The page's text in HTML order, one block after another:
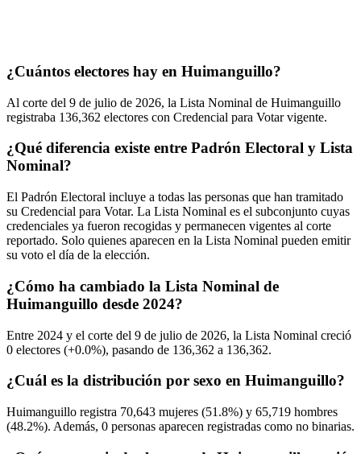
¿Cuántos electores hay en Huimanguillo?
Al corte del 9 de julio de 2026, la Lista Nominal de Huimanguillo
registraba 136,362 electores con Credencial para Votar vigente.
¿Qué diferencia existe entre Padrón Electoral y Lista
Nominal?
El Padrón Electoral incluye a todas las personas que han tramitado
su Credencial para Votar. La Lista Nominal es el subconjunto cuyas
credenciales ya fueron recogidas y permanecen vigentes al corte
reportado. Solo quienes aparecen en la Lista Nominal pueden emitir
su voto el día de la elección.
¿Cómo ha cambiado la Lista Nominal de
Huimanguillo desde 2024?
Entre 2024 y el corte del 9 de julio de 2026, la Lista Nominal creció
0 electores (+0.0%), pasando de 136,362 a 136,362.
¿Cuál es la distribución por sexo en Huimanguillo?
Huimanguillo registra 70,643 mujeres (51.8%) y 65,719 hombres
(48.2%). Además, 0 personas aparecen registradas como no binarias.